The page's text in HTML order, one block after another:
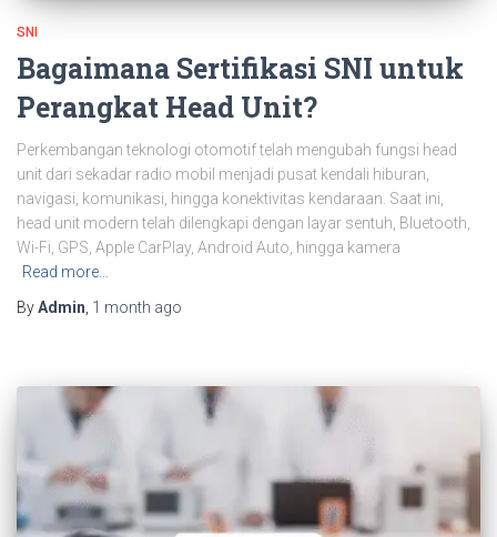
SNI
Bagaimana Sertifikasi SNI untuk
Perangkat Head Unit?
Perkembangan teknologi otomotif telah mengubah fungsi head
unit dari sekadar radio mobil menjadi pusat kendali hiburan,
navigasi, komunikasi, hingga konektivitas kendaraan. Saat ini,
head unit modern telah dilengkapi dengan layar sentuh, Bluetooth,
Wi-Fi, GPS, Apple CarPlay, Android Auto, hingga kamera
Read more…
ByAdmin 1 month ago